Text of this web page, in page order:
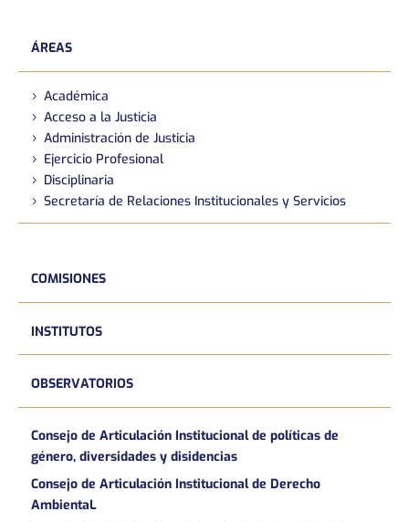
ÁREAS
Académica
Acceso a la Justicia
Administración de Justicia
Ejercicio Profesional
Disciplinaria
Secretaría de Relaciones Institucionales y Servicios
COMISIONES
INSTITUTOS
OBSERVATORIOS
Consejo de Articulación Institucional de políticas de
género, diversidades y disidencias
Consejo de Articulación Institucional de Derecho
AmbientaL